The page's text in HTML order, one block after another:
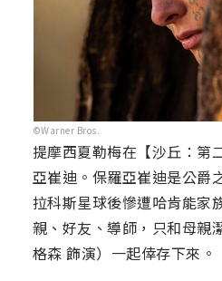
©Warner Bros.
提摩西夏勒梅在【沙丘：第
亞崔迪。保羅亞崔迪是公爵
拉科斯星球後慘遭哈肯能家
親、好友、導師，只和母親
格森 飾演）一起倖存下來。